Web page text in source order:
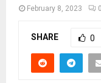
February 8, 2023 0
SHARE 0